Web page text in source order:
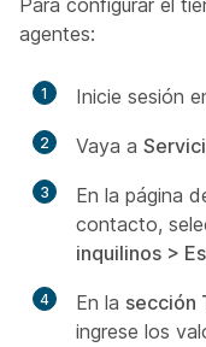
Para configurar el
agentes:
1 Inicie sesión
2 Vaya a
3
En la página
contacto,
inquilinos >
4 En la sección
ingrese los